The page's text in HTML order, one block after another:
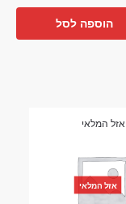
הוספה לסל
אזל המלאי
אזל המלאי